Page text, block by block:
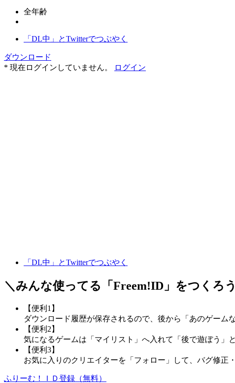
全年齢
「DL中」とTwitterでつぶやく
ダウンロード
* 現在ログインしていません。
ログイン
「DL中」とTwitterでつぶやく
＼みんな使ってる「 Freem!ID 」をつくろ
【便利1】
ダウンロード履歴が保存されるので、後から「あのゲーム
【便利2】
気になるゲームは「マイリスト」へ入れて「後で遊ぼう」
【便利3】
お気に入りのクリエイターを「フォロー」して、バグ修正
ふりーむ！ＩＤ登録（無料）